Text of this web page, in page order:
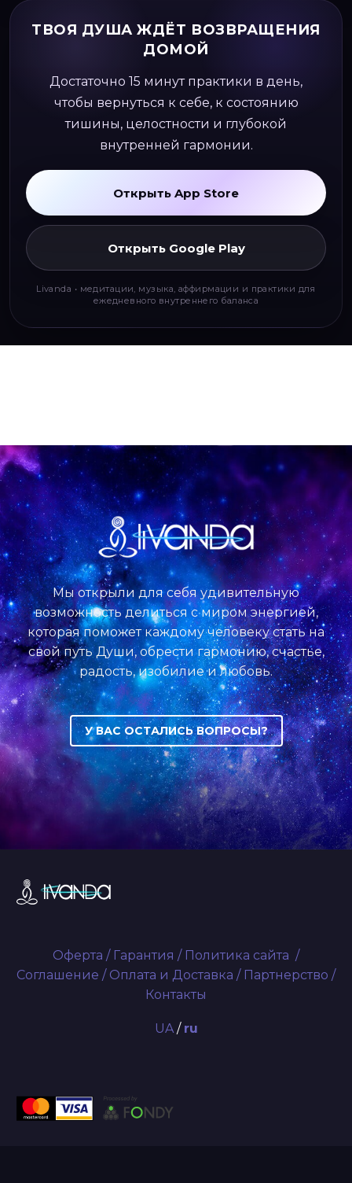
ТВОЯ ДУША ЖДЁТ ВОЗВРАЩЕНИЯ
ДОМОЙ
Достаточно 15 минут практики в день,
чтобы вернуться к себе, к состоянию
тишины, целостности и глубокой
внутренней гармонии.
Открыть App Store
Открыть Google Play
Livanda • медитации, музыка, аффирмации и практики для
ежедневного внутреннего баланса
Мы открыли для себя удивительную
возможность делиться с миром энергией,
которая поможет каждому человеку стать на
свой путь Души, обрести гармонию, счастье,
радость, изобилие и любовь.
У ВАС ОСТАЛИСЬ ВОПРОСЫ?
Оферта / Гарантия / Политика сайта /
Соглашение / Оплата и Доставка / Партнерство /
Контакты
UA/ ru